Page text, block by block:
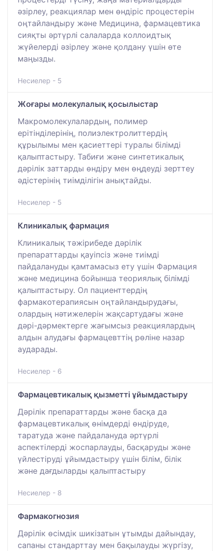
әзірлеу, реакциялар мен өндіріс процестерін
оңтайландыру және Медицина, фармацевтика
сияқты әртүрлі салаларда коллоидтық
жүйелерді әзірлеу және қолдану үшін өте
маңызды.
Несиелер - 5
Жоғары молекулалық қосылыстар
Макромолекулалардың, полимер
ерітінділерінің, полиэлектролиттердің
құрылымы мен қасиеттері туралы білімді
қалыптастыру. Табиғи және синтетикалық
дәрілік заттарды өндіру мен өңдеуді зерттеу
әдістерінің тиімділігін анықтайды.
Несиелер - 5
Клиникалық фармация
Клиникалық тәжірибеде дәрілік
препараттарды қауіпсіз және тиімді
пайдалануды қамтамасыз ету үшін Фармация
және медицина бойынша теориялық білімді
қалыптастыру. Ол пациенттердің
фармакотерапиясын оңтайландырудағы,
олардың нәтижелерін жақсартудағы және
дәрі-дәрмектерге жағымсыз реакциялардың
алдын алудағы фармацевттің рөліне назар
аударады.
Несиелер - 6
Фармацевтикалық қызметті ұйымдастыру
Дәрілік препараттарды және басқа да
фармацевтикалық өнімдерді өндіруде,
таратуда және пайдалануда әртүрлі
аспектілерді жоспарлауды, басқаруды және
үйлестіруді ұйымдастыру үшін білім, білік
және дағдыларды қалыптастыру
Несиелер - 8
Фармакогнозия
Дәрілік өсімдік шикізатын ұтымды дайындау,
сапаны стандарттау мен бақылауды жүргізу,